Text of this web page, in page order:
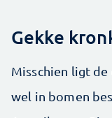
Gekke
Misschien ligt
wel in bomen